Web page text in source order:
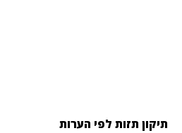
תיקון תזות לפי הערות